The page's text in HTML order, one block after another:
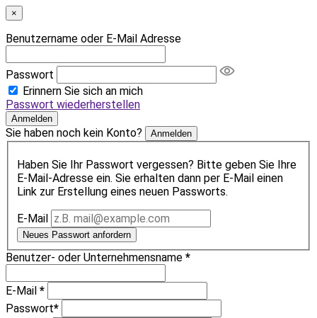
×
Benutzername oder E-Mail Adresse
Passwort
Erinnern Sie sich an mich
Passwort wiederherstellen
Anmelden
Sie haben noch kein Konto? Anmelden
Haben Sie Ihr Passwort vergessen? Bitte geben Sie Ihre
E-Mail-Adresse ein. Sie erhalten dann per E-Mail einen
Link zur Erstellung eines neuen Passworts.
E-Mail
Neues Passwort anfordern
Benutzer- oder Unternehmensname *
E-Mail *
Passwort*